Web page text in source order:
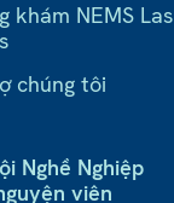
khám NEMS Las
chúng tôi
Nghề Nghiệp
viên